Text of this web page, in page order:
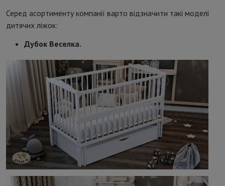
Серед асортименту компанії варто відзначити такі моделі
дитячих ліжок:
Дубок Веселка.